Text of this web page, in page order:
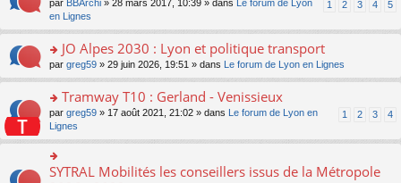
ré
c
e
le
s
ré
c
nt
e
n
o
n
le
u
s
ré
c
e
nt
s
e
n
o
n
le
s
ré
le
m
e
s
s
e
n
o
n
lu
le
o
n
s
er
le
m
e
s
s
g
n
1 2 3 4 5
par BBArchi » 28 mars 2017, 10:39 » dans
Le forum de Lyon
en Lignes
o
n
ult
er
le
m
e
s
JO Alpes 2030 : Lyon et politique transport
par greg59 » 29 juin 2026, 19:51 » dans Le forum de Lyon en Lignes
o
s
ult
er
le
Tramway T10 : Gerland - Venissieux
1 2 3 4
par greg59 » 17 août 2021, 21:02 » dans
Le forum de Lyon en
Lignes
o
SYTRAL Mobilités les conseillers issus de la Métropole